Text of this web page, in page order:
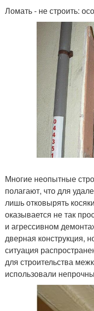
Ломать - не строить:
Многие неопытные
полагают, что для
лишь отковырять
оказывается не так
и агрессивном
дверная конструкция,
ситуация
для строительства
использовали